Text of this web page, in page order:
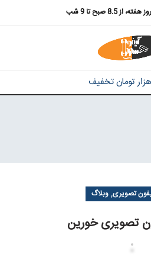
8.5 صبح تا 9 شب
تصویری, وبلاگ
تصویری خورین